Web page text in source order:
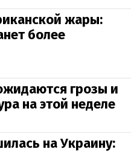
жары:
более
грозы и
на этой неделе
на Украину: